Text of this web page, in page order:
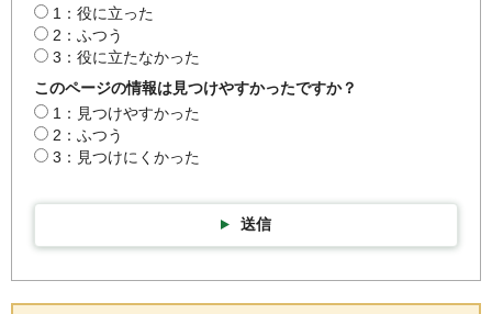
1：役に立った
2：ふつう
3：役に立たなかった
このページの情報は見つけやすかったですか？
1：見つけやすかった
2：ふつう
3：見つけにくかった
送信